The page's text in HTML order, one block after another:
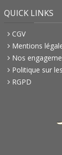
QUICK LINKS
CGV
Mentions
Nos
Politique sur
RGPD